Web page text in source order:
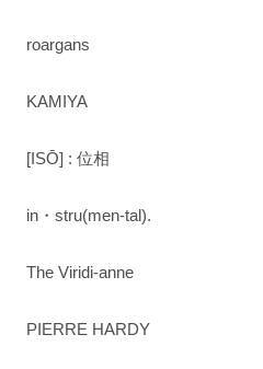
roargans
KAMIYA
[ISŌ] : 位相
in・stru(men-tal).
The Viridi-anne
PIERRE HARDY